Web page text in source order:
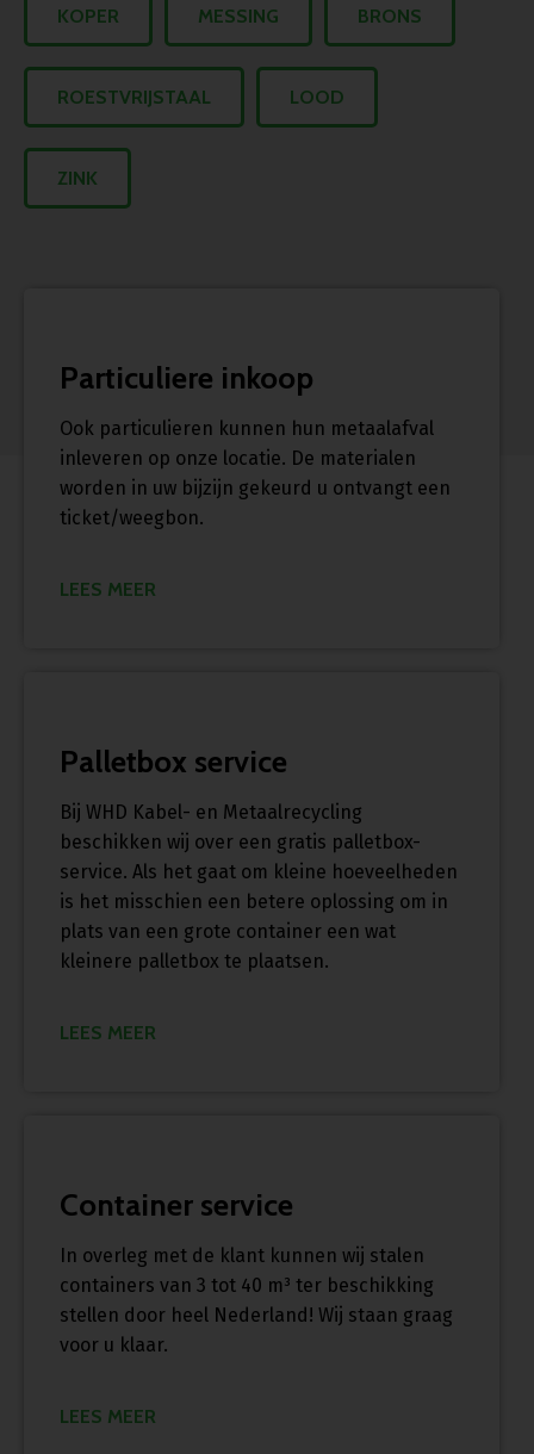
KOPER MESSING BRONS
ROESTVRIJSTAAL LOOD
ZINK
Particuliere inkoop
Ook particulieren kunnen hun metaalafval
inleveren op onze locatie. De materialen
worden in uw bijzijn gekeurd u ontvangt een
ticket/weegbon.
LEES MEER
Palletbox service
Bij WHD Kabel- en Metaalrecycling
beschikken wij over een gratis palletbox-
service. Als het gaat om kleine hoeveelheden
is het misschien een betere oplossing om in
plats van een grote container een wat
kleinere palletbox te plaatsen.
LEES MEER
Container service
In overleg met de klant kunnen wij stalen
containers van 3 tot 40 m³ ter beschikking
stellen door heel Nederland! Wij staan graag
voor u klaar.
LEES MEER